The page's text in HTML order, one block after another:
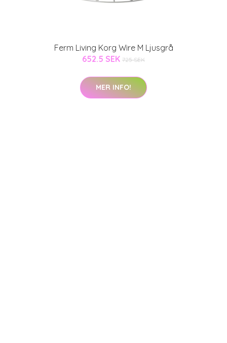
Ferm Living Korg Wire M Ljusgrå
652.5 SEK 725 SEK
MER INFO!